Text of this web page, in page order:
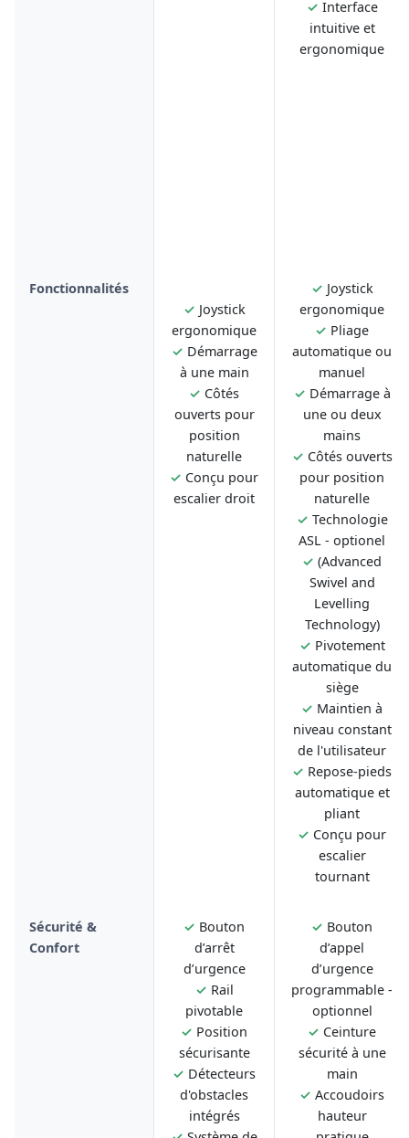
✓ Interface
intuitive et
ergonomique
Fonctionnalités
✓ Joystick
ergonomique
✓ Démarrage
à une main
✓ Côtés
ouverts pour
position
naturelle
✓ Conçu pour
escalier droit
✓ Joystick
ergonomique
✓ Pliage
automatique ou
manuel
✓ Démarrage à
une ou deux
mains
✓ Côtés ouverts
pour position
naturelle
✓ Technologie
ASL - optionel
✓ (Advanced
Swivel and
Levelling
Technology)
✓ Pivotement
automatique du
siège
✓ Maintien à
niveau constant
de l'utilisateur
✓ Repose-pieds
automatique et
pliant
✓ Conçu pour
escalier
tournant
Sécurité &
Confort
✓ Bouton
d’arrêt
d’urgence
✓ Rail
pivotable
✓ Position
sécurisante
✓ Détecteurs
d'obstacles
intégrés
✓ Bouton
d’appel
d’urgence
programmable -
optionnel
✓ Ceinture
sécurité à une
main
✓ Accoudoirs
hauteur